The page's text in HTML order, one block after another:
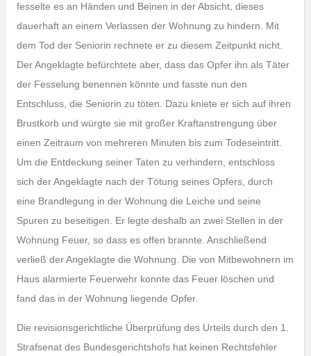
fesselte es an Händen und Beinen in der Absicht, dieses
dauerhaft an einem Verlassen der Wohnung zu hindern. Mit
dem Tod der Seniorin rechnete er zu diesem Zeitpunkt nicht.
Der Angeklagte befürchtete aber, dass das Opfer ihn als Täter
der Fesselung benennen könnte und fasste nun den
Entschluss, die Seniorin zu töten. Dazu kniete er sich auf ihren
Brustkorb und würgte sie mit großer Kraftanstrengung über
einen Zeitraum von mehreren Minuten bis zum Todeseintritt.
Um die Entdeckung seiner Taten zu verhindern, entschloss
sich der Angeklagte nach der Tötung seines Opfers, durch
eine Brandlegung in der Wohnung die Leiche und seine
Spuren zu beseitigen. Er legte deshalb an zwei Stellen in der
Wohnung Feuer, so dass es offen brannte. Anschließend
verließ der Angeklagte die Wohnung. Die von Mitbewohnern im
Haus alarmierte Feuerwehr konnte das Feuer löschen und
fand das in der Wohnung liegende Opfer.
Die revisionsgerichtliche Überprüfung des Urteils durch den 1.
Strafsenat des Bundesgerichtshofs hat keinen Rechtsfehler